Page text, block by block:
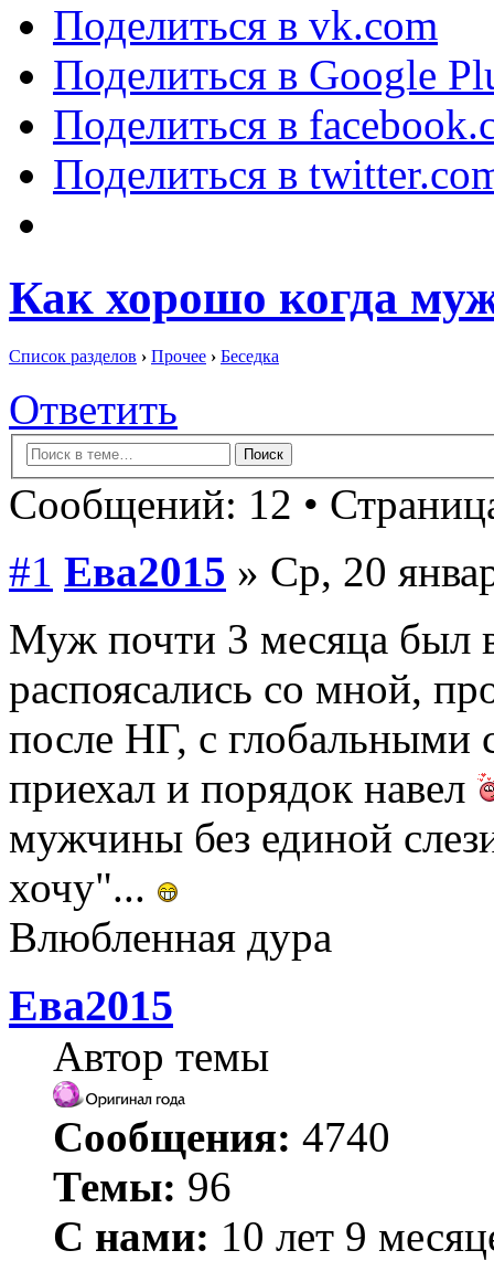
Поделиться в vk.com
Поделиться в Google
Поделиться в
Поделиться в
Как хорошо когда
Список разделов › Прочее › Беседка
Ответить
Сообщений: 12 •
#1 Ева2015 » Ср, 20
Муж почти 3 месяца был
распоясались со мной,
после НГ, с глобальными
приехал и порядок навел
мужчины без единой
хочу"...
Влюбленная дура
Ева2015
Автор темы
Сообщения: 4740
Темы: 96
С нами: 10 лет 9